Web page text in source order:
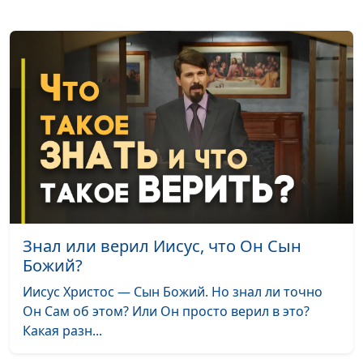
богословия
Что мы знаем о
Божьем Суде?
Валерий Малышев,
Олег Гончаров,
священнослужитель,
доктор практического
#522
Сила Божья,
способная изменить
Валерий Малышев,
Олег Гончаров,
богословия
Падение Иерихона:
чудесное завоевание
и чудесное спасение
Валерий Малышев,
священнослужитель,
Знал или верил Иисус, что Он Сын
Божий?
Иисус Христос — Сын Божий. Но знал ли точно
Он Сам об этом? Или Он просто верил в это?
Какая разн...